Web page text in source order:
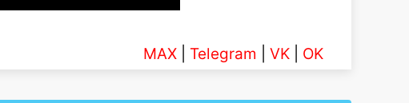
MAX Telegram VK OK